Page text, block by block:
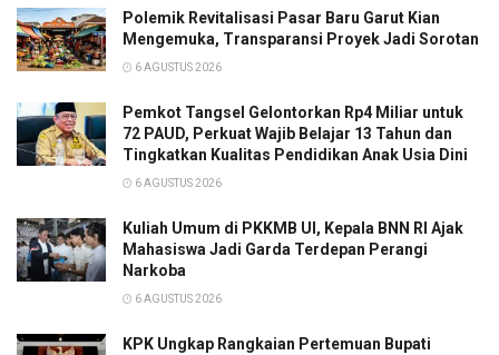
Polemik Revitalisasi Pasar Baru Garut Kian
Mengemuka, Transparansi Proyek Jadi Sorotan
6 AGUSTUS 2026
Pemkot Tangsel Gelontorkan Rp4 Miliar untuk
72 PAUD, Perkuat Wajib Belajar 13 Tahun dan
Tingkatkan Kualitas Pendidikan Anak Usia Dini
6 AGUSTUS 2026
Kuliah Umum di PKKMB UI, Kepala BNN RI Ajak
Mahasiswa Jadi Garda Terdepan Perangi
Narkoba
6 AGUSTUS 2026
KPK Ungkap Rangkaian Pertemuan Bupati